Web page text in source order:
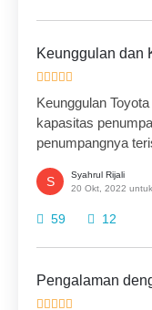
Keunggulan dan
Keunggulan
kapasitas
penumpangnya
S
Syahrul Rijali
20 Okt, 2022
59 12
Pengalaman